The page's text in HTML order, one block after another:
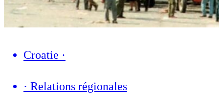
Croatie ·
· Relations régionales